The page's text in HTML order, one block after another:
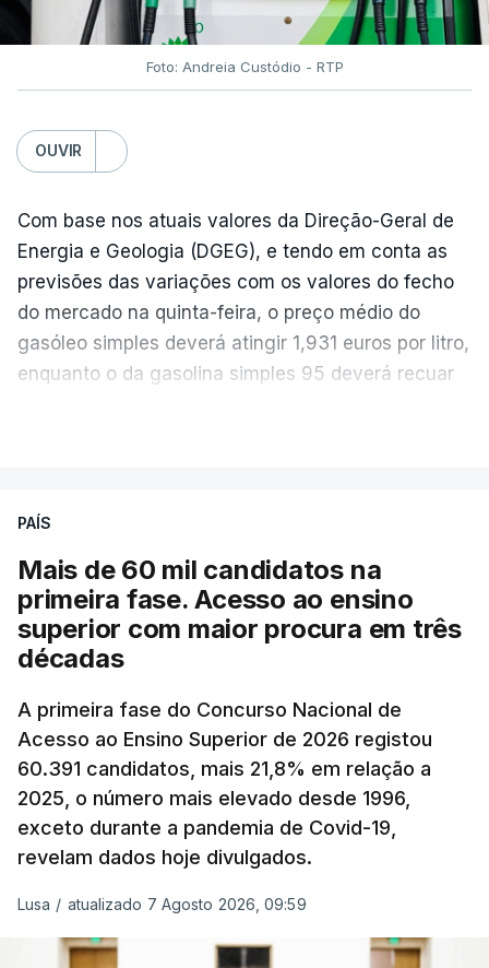
Foto: Andreia Custódio - RTP
OUVIR
Com base nos atuais valores da Direção-Geral de
Energia e Geologia (DGEG), e tendo em conta as
previsões das variações com os valores do fecho
do mercado na quinta-feira, o preço médio do
gasóleo simples deverá atingir 1,931 euros por litro,
enquanto o da gasolina simples 95 deverá recuar
evolução das cotações internacionais do petróleo,
posto de abastecimento, a marca e a localização.
A atualização do desconto do Imposto sobre os
Produtos Petrolíferos (ISP) também poderá
O Governo comprometeu-se a aplicar uma redução
extraordinária e temporária no ISP, sempre que se
verifique um aumento do preço dos combustíveis
superior a 10 cêntimos, para mitigar a escalada de
preços.
Depois de uma subida inicial devido à guerra no
Irão, à tensão geopolítica no Médio Oriente e ao
PAÍS
Mais de 60 mil candidatos na
primeira fase. Acesso ao ensino
superior com maior procura em três
décadas
A primeira fase do Concurso Nacional de
Acesso ao Ensino Superior de 2026 registou
60.391 candidatos, mais 21,8% em relação a
2025, o número mais elevado desde 1996,
exceto durante a pandemia de Covid-19,
revelam dados hoje divulgados.
Lusa / atualizado 7 Agosto 2026, 09:59